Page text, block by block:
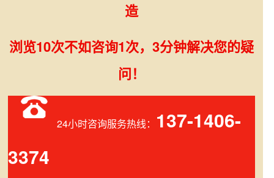
造
浏览10次不如咨询1次，3分钟解决您的疑
问！
24小时咨询服务热线： 137-1406-
3374